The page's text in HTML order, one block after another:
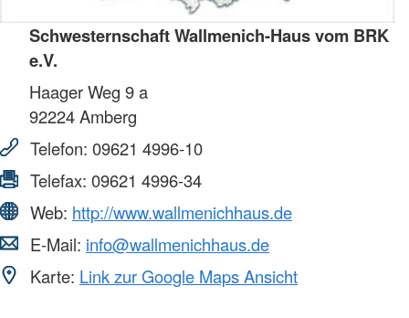
Schwesternschaft Wallmenich-Haus vom BRK
e.V.
Haager Weg 9 a
92224Amberg
Telefon: 09621 4996-10
Telefax: 09621 4996-34
Web: http://www.wallmenichhaus.de
E-Mail: info@wallmenichhaus.de
Karte: Link zur Google Maps Ansicht